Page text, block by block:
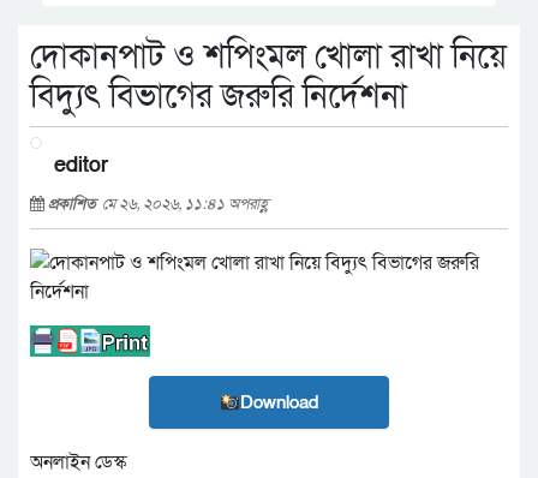
দোকানপাট ও শপিংমল খোলা রাখা নিয়ে
বিদ্যুৎ বিভাগের জরুরি নির্দেশনা
editor
প্রকাশিত মে ২৬, ২০২৬, ১১:৪১ অপরাহ্ণ
Download
অনলাইন ডেস্ক